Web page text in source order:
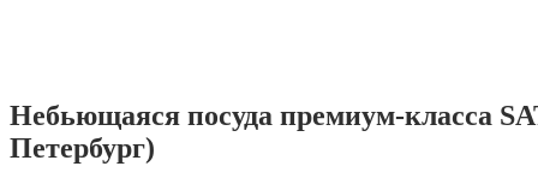
Небьющаяся посуда премиум-класса
Петербург)